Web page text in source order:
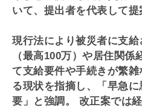
いて、提出者を代表して提
現行法により被災者に支
（最高100万）や居住関
て支給要件や手続きが繁
る現状を指摘し、「早急
要」と強調。 改正案では